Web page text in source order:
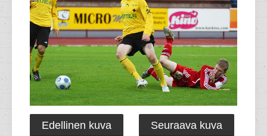
Edellinen kuva Seuraava kuva